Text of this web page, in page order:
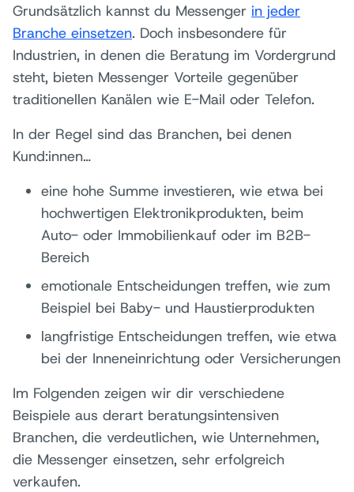
Grundsätzlich kannst du Messenger in jeder
Branche einsetzen. Doch insbesondere für
Industrien, in denen die Beratung im Vordergrund
steht, bieten Messenger Vorteile gegenüber
traditionellen Kanälen wie E-Mail oder Telefon.
In der Regel sind das Branchen, bei denen
Kund:innen…
eine hohe Summe investieren, wie etwa bei
hochwertigen Elektronikprodukten, beim
Auto- oder Immobilienkauf oder im B2B-
Bereich
emotionale Entscheidungen treffen, wie zum
Beispiel bei Baby- und Haustierprodukten
langfristige Entscheidungen treffen, wie etwa
bei der Inneneinrichtung oder Versicherungen
Im Folgenden zeigen wir dir verschiedene
Beispiele aus derart beratungsintensiven
Branchen, die verdeutlichen, wie Unternehmen,
die Messenger einsetzen, sehr erfolgreich
verkaufen.